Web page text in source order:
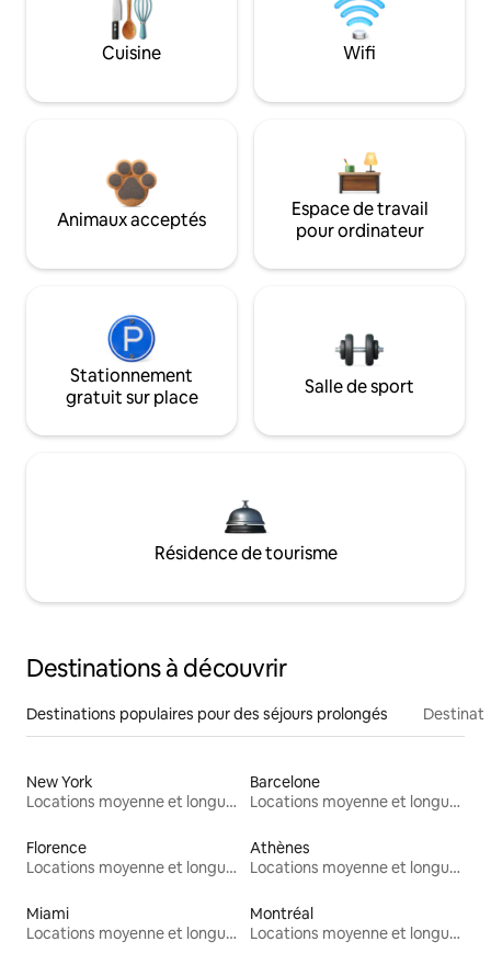
Cuisine Wifi
Animaux acceptés
Espace de travail
pour ordinateur
Stationnement
gratuit sur place
Salle de sport
Résidence de tourisme
Destinations à découvrir
Destinations populaires pour des séjours prolongés
New York
Locations moyenne et longue durée
Barcelone
Locations moyenne et longue durée
Florence
Locations moyenne et longue durée
Athènes
Locations moyenne et longue durée
Miami
Locations moyenne et longue durée
Montréal
Locations moyenne et longue durée